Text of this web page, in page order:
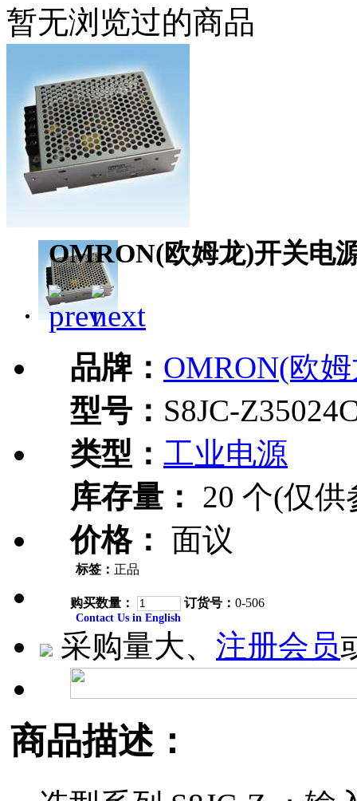
暂无浏览过的商品
OMRON(欧姆龙)开关电
品牌： OMRON(欧
型号： S8JC-
类型： 工业电源
库存量：
20 个(仅供
价格： 面议
标签： 正品
购买数量： 订货号： 0-506
Contact Us in English
采购量大、 注册会员
商品描述：